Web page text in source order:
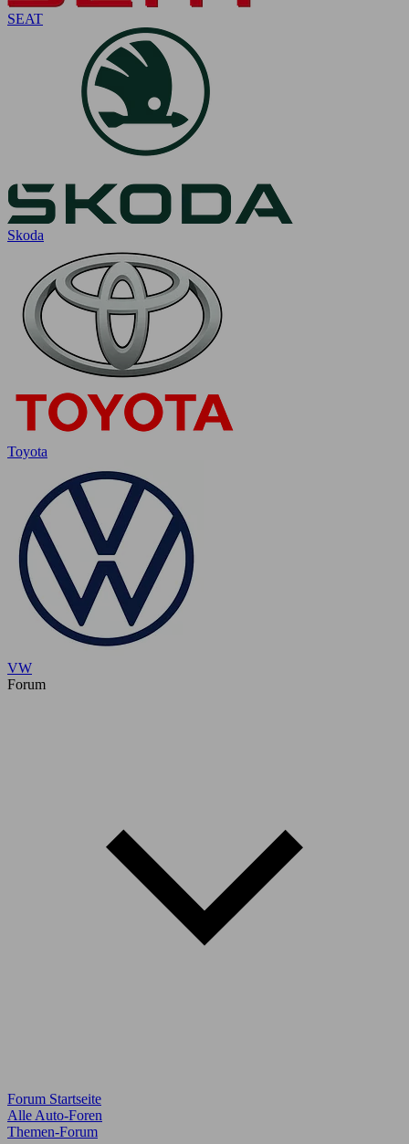
SEAT
Skoda
Toyota
VW
Forum
Forum Startseite
Alle Auto-Foren
Themen-Forum